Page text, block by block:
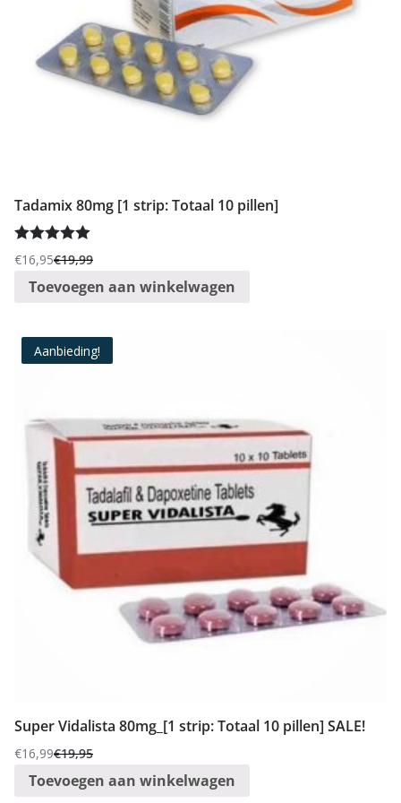
Tadamix 80mg [1 strip: Totaal 10 pillen]
Gewaardeer
€19,99
Oorspronkelijke
prijs
€19,99.
€16,95
Huidige
prijs
€16,95.
Toevoegen aan winkelwagen
Aanbieding!
Super Vidalista 80mg_[1 strip: Totaal 10 pillen] SALE!
€19,95
Oorspronkelijke
prijs
€16,99
Huidige
prijsToevoegen aan winkelwagen